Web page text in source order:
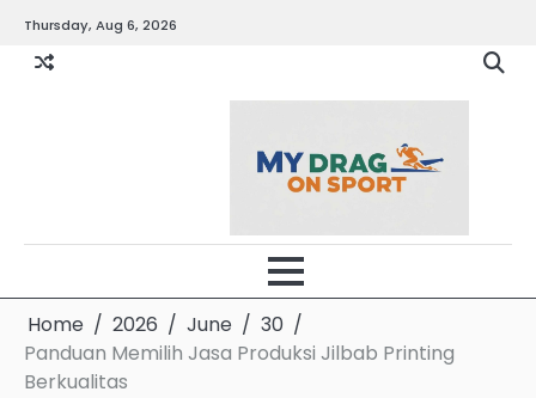
content
Thursday, Aug 6, 2026
Home 2026 June
30
Panduan Memilih Jasa Produksi Jilbab Printing
Berkualitas